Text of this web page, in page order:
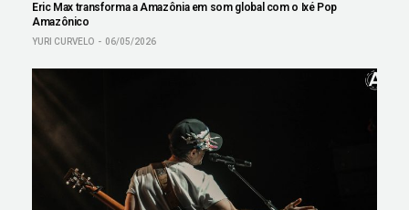
Eric Max transforma a Amazônia em som global com o Ixé Pop
Amazônico
YURI CURVELO 06/05/2026